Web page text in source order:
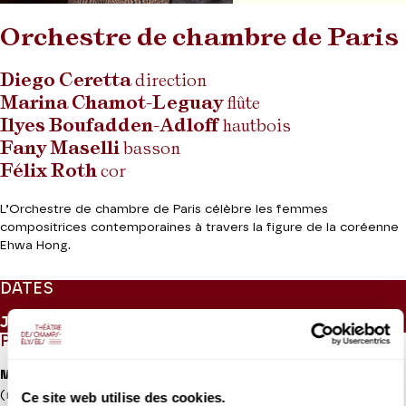
Ce site web utilise des cookies.
Orchestre de chambre de Paris
Diego Cerettadirection
Marina Chamot-Leguayflûte
Ilyes Boufadden-Adloffhautbois
Fany Maselli basson
Félix Roth cor
L’Orchestre de chambre de Paris célèbre les femmes
compositrices contemporaines à travers la figure de la coréenne
Ehwa Hong.
DATES
Jeudi 28
PROGRAMME
Mozart
(reconstitution de Robert Levin)